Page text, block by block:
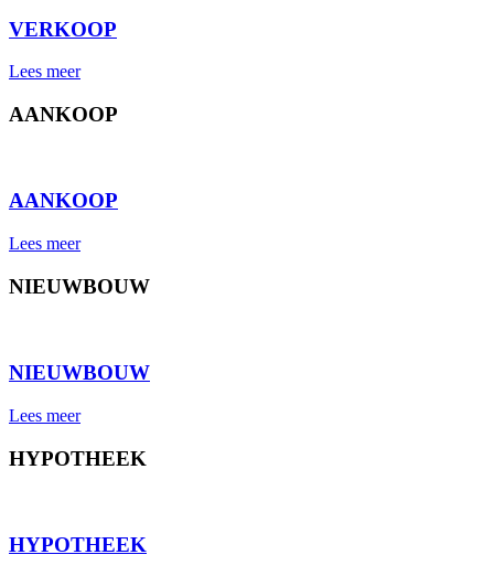
VERKOOP
Lees meer
AANKOOP
AANKOOP
Lees meer
NIEUWBOUW
NIEUWBOUW
Lees meer
HYPOTHEEK
HYPOTHEEK